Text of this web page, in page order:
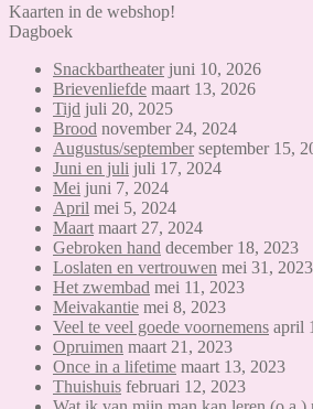
Kaarten in de webshop!
Dagboek
Snackbartheater juni 10, 2026
Brievenliefde maart 13, 2026
Tijd juli 20, 2025
Brood november 24, 2024
Augustus/september september 15,
Juni en juli juli 17, 2024
Mei juni 7, 2024
April mei 5, 2024
Maart maart 27, 2024
Gebroken hand december 18, 2023
Loslaten en vertrouwen mei 31, 2023
Het zwembad mei 11, 2023
Meivakantie mei 8, 2023
Veel te veel goede voornemens april
Opruimen maart 21, 2023
Once in a lifetime maart 13, 2023
Thuishuis februari 12, 2023